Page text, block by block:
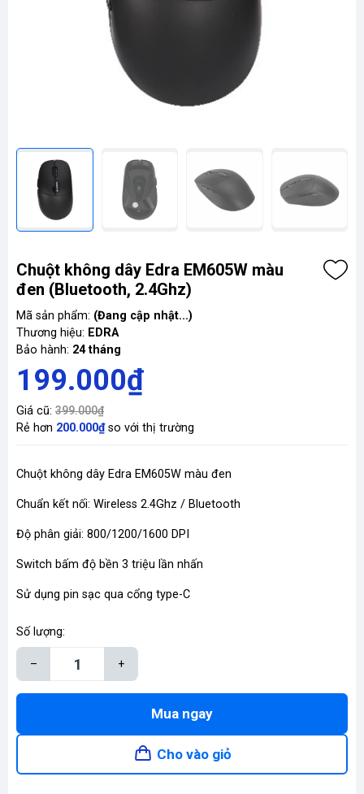
Chuột không dây Edra EM605W màu
đen (Bluetooth, 2.4Ghz)
Mã sản phẩm: (Đang cập nhật...)
Thương hiệu: EDRA
Bảo hành: 24 tháng
199.000₫
Giá cũ: 399.000₫
Rẻ hơn 200.000₫so với thị trường
Chuột không dây Edra EM605W màu đen
Chuẩn kết nối: Wireless 2.4Ghz / Bluetooth
Độ phân giải: 800/1200/1600 DPI
Switch bấm độ bền 3 triệu lần nhấn
Sử dụng pin sạc qua cổng type-C
Số lượng:
– +
Mua ngay
Cho vào giỏ